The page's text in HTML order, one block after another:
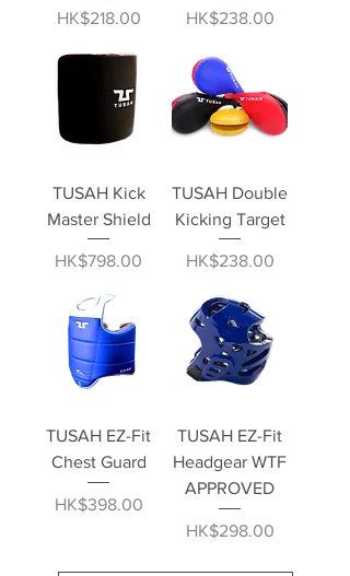
價格
HK$218.00 價格
HK$238.00
TUSAH Kick
Master Shield
價格
HK$798.00
TUSAH Double
Kicking Target
價格
HK$238.00
TUSAH EZ-Fit
Chest Guard
價格
HK$398.00
TUSAH EZ-Fit
Headgear WTF
APPROVED
價格
HK$298.00